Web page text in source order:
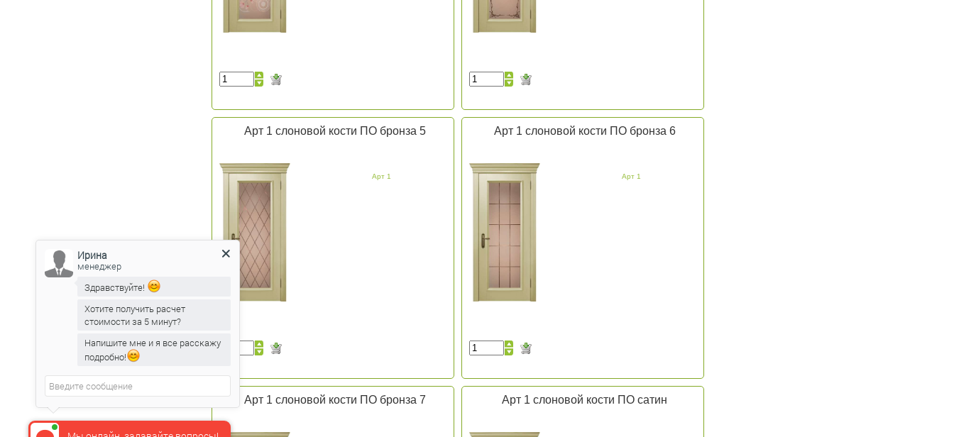
Арт 1 слоновой кости ПО бронза 5
Арт 1
Арт 1 слоновой кости ПО бронза 6
Арт 1
Арт 1 слоновой кости ПО бронза 7 Арт 1 слоновой кости ПО сатин
Ирина
менеджер
Здравствуйте!
Хотите получить расчет
стоимости за 5 минут?
Напишите мне и я все расскажу
подробно!